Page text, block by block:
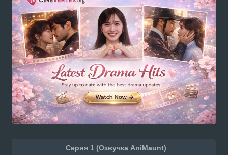
Серия 1 (Озвучка AniMaunt)